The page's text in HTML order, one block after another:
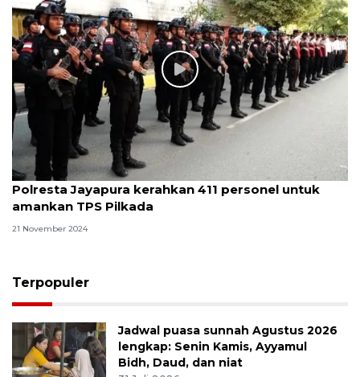
Polresta Jayapura kerahkan 411 personel untuk
amankan TPS Pilkada
21 November 2024
Terpopuler
Jadwal puasa sunnah Agustus 2026
lengkap: Senin Kamis, Ayyamul
Bidh, Daud, dan niat